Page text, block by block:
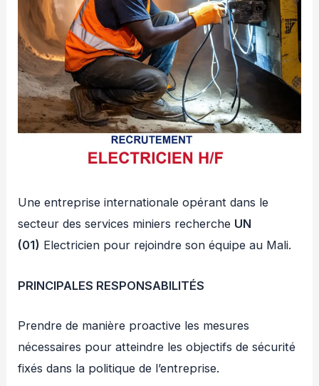
Une entreprise internationale opérant dans le
secteur des services miniers recherche UN
(01) Electricien pour rejoindre son équipe au Mali.
PRINCIPALES RESPONSABILITÉS
Prendre de manière proactive les mesures
nécessaires pour atteindre les objectifs de sécurité
fixés dans la politique de l’entreprise.